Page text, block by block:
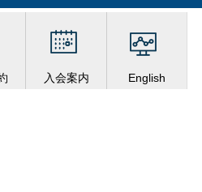
入会案内 English